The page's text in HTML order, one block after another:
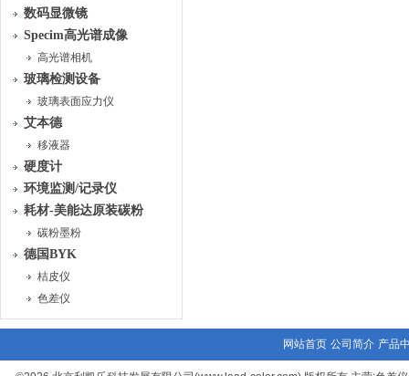
数码显微镜
Specim高光谱成像
高光谱相机
玻璃检测设备
玻璃表面应力仪
艾本德
移液器
硬度计
环境监测/记录仪
耗材-美能达原装碳粉
碳粉墨粉
德国BYK
桔皮仪
色差仪
网站首页 公司简介 产品